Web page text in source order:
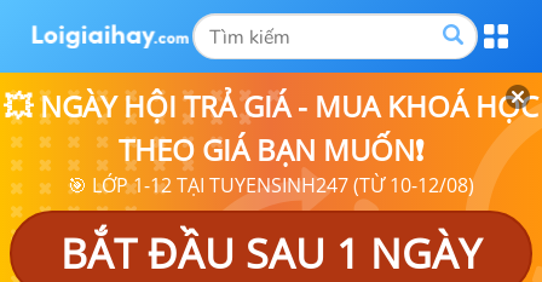
💥 NGÀY HỘI TRẢ GIÁ - MUA KHOÁ HỌC
THEO GIÁ BẠN MUỐN❗
🎯 LỚP 1-12 TẠI TUYENSINH247 (TỪ 10-12/08)
BẮT ĐẦU SAU 1 NGÀY